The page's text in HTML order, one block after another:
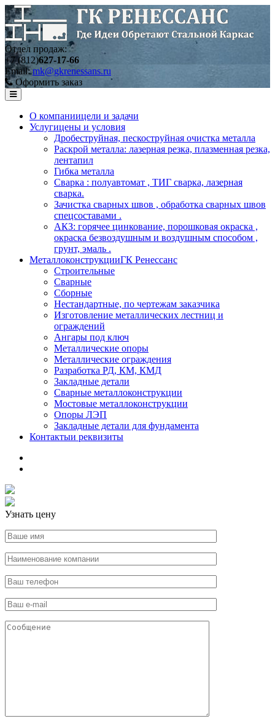
Отдел продаж:
+7 (812)627-17-66
Email:mk@gkrenessans.ru
Оформить заказ
О компаниицели и задачи
Услугицены и условия
Дробеструйная, пескоструйная очистка металла
Раскрой металла: лазерная резка, плазменная резка,
лентапил
Гибка металла
Сварка : полуавтомат , ТИГ сварка, лазерная
сварка.
Зачистка сварных швов , обработка сварных швов
спецсоставами .
АКЗ: горячее цинкование, порошковая окраска ,
окраска безвоздушным и воздушным способом ,
грунт, эмаль .
МеталлоконструкцииГК Ренессанс
Строительные
Сварные
Сборные
Нестандартные, по чертежам заказчика
Изготовление металлических лестниц и
ограждений
Ангары под ключ
Металлические опоры
Металлические ограждения
Разработка РД, КМ, КМД
Закладные детали
Сварные металлоконструкции
Мостовые металлоконструкции
Опоры ЛЭП
Закладные детали для фундамента
Контактыи реквизиты
Узнать цену